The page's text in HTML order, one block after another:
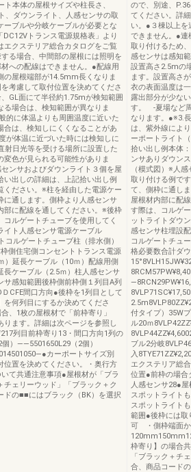
本体の屋根サイズや柱長さ、
、ダウンライト、人感センサの取
ーブルや分岐ケーブルが必要とな
トランス電源規格表」より
エクステリア総合カタログをご覧
る場合、中間部の屋根には照明を
への配線はできません。●配線用
の屋根端部が14.5mm長くなりま
考慮して取付位置を決めてくださ
GL面にて半径約1.75mが検知範囲
る場合は、検知範囲が異なりま
に体温よりも周囲温度に近いた
合は、検知しにくくなることがあ
が体温に近づいた時には検知しに
射日光等を受ける場所に設置した
変色が見られる可能性がありま
ンサおよびダウンライト３個を屋
い出しの詳細は、上記拾い出し例
ください。※柱を経由した電源ケー
に通します。側枠より人感センサ
部に配線を通してください。※後枠
ルゲートチューブを使用してく
イト人感センサ電源ケーブル
コルゲートチューブ柱（排水側）
側住宅側コンセントトランス電源
）延長ケーブル（10ｍ）配線用側
長ケーブル（2.5ｍ）柱人感センサ
感知範囲後枠側前枠側１列目A列
CFE間口方向●後枠を1列目として
を何列目にするか決めてくださ
、1枚の屋根材で「前枠寄り」
ります。詳細は次ページを参照し
列目前枠寄り13・間口方向1列の
）――5501650L29（2個）
カーポートサイズ別
位置を決めてください。・奥行方
て共通注意事項●屋根材が「ブラ
チェリーウッド」「ブラック＋ク
ドの■■にはブラック（BK）を選択
ので、別途、
てください。詳
い。●３棟以上を
できません。●連
取り付けるため
感センサは感知
設置高さ2.5mの
ます。設置高さ
衣の表面温度は
露出部分が少な
す。 -夏場など
なります。●※3.
は、紫外線によ
ーポートライト
拾い出し例本体
ンサありダウン
（模式図）※人
取り付ける例で
て、側枠に通し
屋根材内部に配
す際は、コルゲ
ットライトダウ
感センサ柱埋設
コルゲートチュ
格必要数合計ダ
付タイプ）35W
ル20ｍ
ブル2分岐
入
エクステリア総
位置●前枠の場合
人感センサ28●
スポットライト
スポットライト
範囲●後枠には取
可 ・側枠端面
枠寄り】の場合
「ブラック＋チ
合、商品コード